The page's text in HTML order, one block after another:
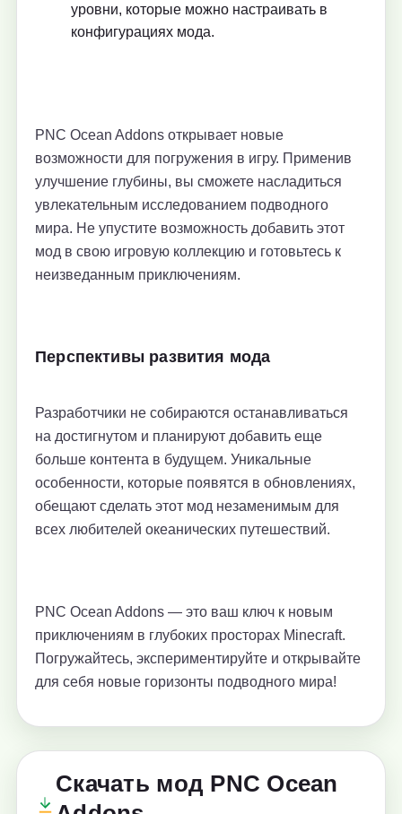
уровни, которые можно настраивать в
конфигурациях мода.
PNC Ocean Addons открывает новые
возможности для погружения в игру. Применив
улучшение глубины, вы сможете насладиться
увлекательным исследованием подводного
мира. Не упустите возможность добавить этот
мод в свою игровую коллекцию и готовьтесь к
неизведанным приключениям.
Перспективы развития мода
Разработчики не собираются останавливаться
на достигнутом и планируют добавить еще
больше контента в будущем. Уникальные
особенности, которые появятся в обновлениях,
обещают сделать этот мод незаменимым для
всех любителей океанических путешествий.
PNC Ocean Addons — это ваш ключ к новым
приключениям в глубоких просторах Minecraft.
Погружайтесь, экспериментируйте и открывайте
для себя новые горизонты подводного мира!
Скачать мод PNC Ocean